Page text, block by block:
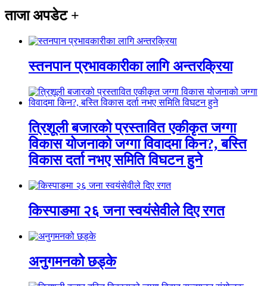
ताजा अपडेट +
स्तनपान प्रभावकारीका लागि अन्तरक्रिया
त्रिशूली बजारको प्रस्तावित एकीकृत जग्गा
विकास योजनाको जग्गा विवादमा किन?, बस्ति
विकास दर्ता नभए समिति विघटन हुने
किस्पाङमा २६ जना स्वयंसेवीले दिए रगत
अनुगमनको छड्के